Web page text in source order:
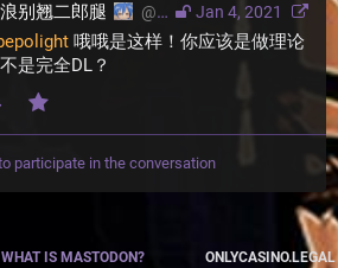
Jan 4, 2021
别翘二郎腿 @
哦哦是这样！你应该是做理论
是完全DL？
participate in the conversation
WHAT IS MASTODON?
ONLYCASINO.LEGAL